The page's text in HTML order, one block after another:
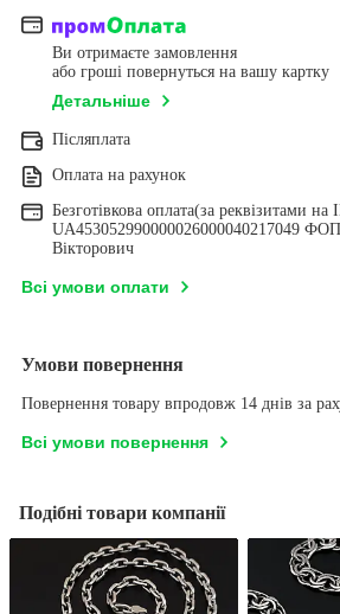
Ви отримаєте замовлення
або гроші повернуться на вашу картку
Детальніше
Післяплата
Оплата на рахунок
Безготівкова оплата(за реквізитами на
UA453052990000026000040217049
Вікторович
Всі умови оплати
Умови повернення
Повернення товару впродовж 14 днів за
Всі умови повернення
Подібні товари компанії